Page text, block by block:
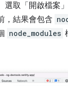
取「開啟檔案」
，結果會包含
node_modules